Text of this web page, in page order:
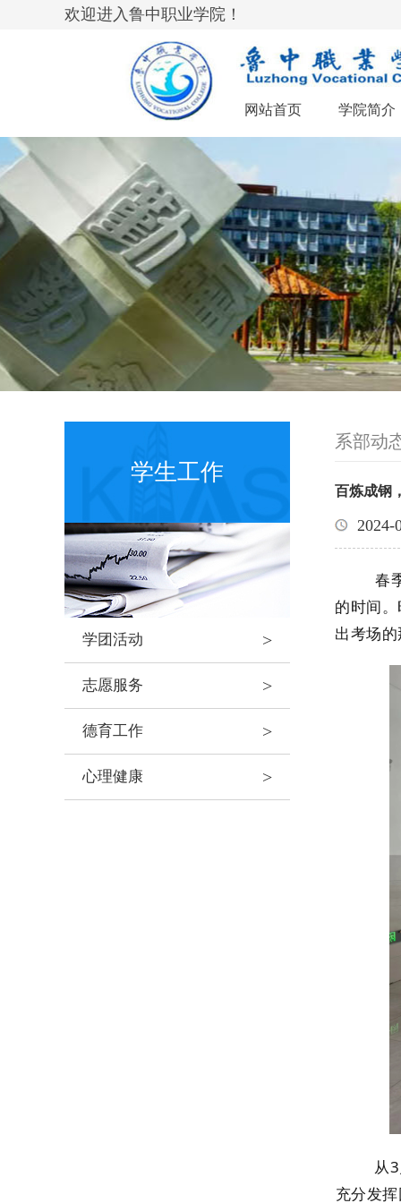
欢迎进入鲁中职业学院！
网站首页 学院简介
学生工作
学团活动 >
志愿服务 >
德育工作 >
心理健康 >
系部动
百炼成钢
2024-
春
的时间
出考场
从
充分发